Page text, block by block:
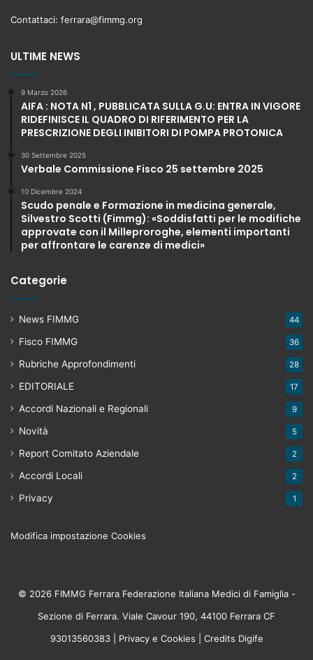
Contattaci: ferrara@fimmg.org
ULTIME NEWS
9 Marzo 2026
AIFA : NOTA N1 , PUBBLICATA SULLA G.U: ENTRA IN VIGORE
RIDEFINISCE IL QUADRO DI RIFERIMENTO PER LA
PRESCRIZIONE DEGLI INIBITORI DI POMPA PROTONICA
30 Settembre 2025
Verbale Commissione Fisco 25 settembre 2025
10 Dicembre 2024
Scudo penale e Formazione in medicina generale,
Silvestro Scotti (Fimmg): «Soddisfatti per le modifiche
approvate con il Milleproroghe, elementi importanti
per affrontare le carenze di medici»
Categorie
News FIMMG 44
Fisco FIMMG 36
Rubriche Approfondimenti 28
EDITORIALE 17
Accordi Nazionali e Regionali 9
Novità 5
Report Comitato Aziendale 2
Accordi Locali 2
Privacy 1
Modifica impostazione Cookies
© 2026 FIMMG Ferrara Federazione Italiana Medici di Famiglia -
Sezione di Ferrara. Viale Cavour 190, 44100 Ferrara CF
93013560383 | Privacye Cookies | Credits Digife